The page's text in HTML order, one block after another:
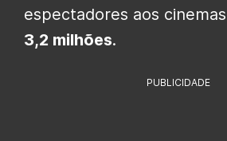
espectadores aos
3,2 milhões.
PUBLICIDADE